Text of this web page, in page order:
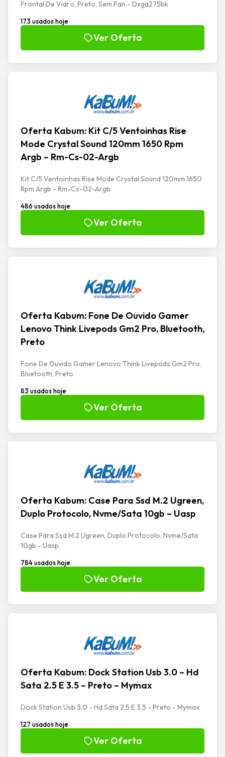
Frontal De Vidro, Preto, Sem Fan - Dxga275bk
173 usados hoje
Ver Oferta
Oferta Kabum: Kit C/5 Ventoinhas Rise
Mode Crystal Sound 120mm 1650 Rpm
Argb – Rm-Cs-02-Argb
Kit C/5 Ventoinhas Rise Mode Crystal Sound 120mm 1650
Rpm Argb - Rm-Cs-02-Argb
486 usados hoje
Ver Oferta
Oferta Kabum: Fone De Ouvido Gamer
Lenovo Think Livepods Gm2 Pro, Bluetooth,
Preto
Fone De Ouvido Gamer Lenovo Think Livepods Gm2 Pro,
Bluetooth, Preto
83 usados hoje
Ver Oferta
Oferta Kabum: Case Para Ssd M.2 Ugreen,
Duplo Protocolo, Nvme/Sata 10gb – Uasp
Case Para Ssd M.2 Ugreen, Duplo Protocolo, Nvme/Sata
10gb - Uasp
784 usados hoje
Ver Oferta
Oferta Kabum: Dock Station Usb 3.0 – Hd
Sata 2.5 E 3.5 – Preto – Mymax
Dock Station Usb 3.0 - Hd Sata 2.5 E 3.5 - Preto - Mymax
127 usados hoje
Ver Oferta